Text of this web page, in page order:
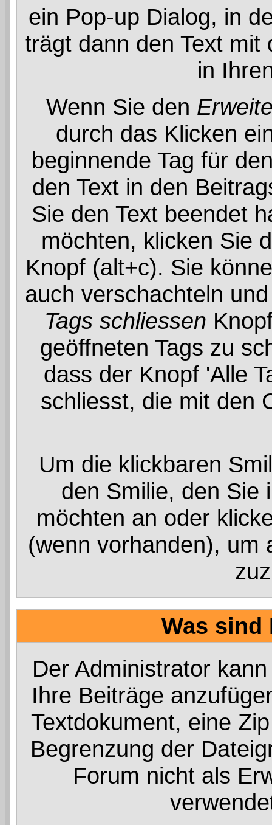
ein Pop-up Dialog, in
trägt dann den Text mit
in
Wenn Sie den
durch das Klicken
beginnende Tag für
den Text in den
Sie den Text beendet
möchten, klicken Sie
Knopf (alt+c). Sie
auch verschachteln
Tags schliessen
geöffneten Tags zu
dass der Knopf 'Alle
schliesst, die mit den
Um die klickbaren
den Smilie, den Sie
möchten an oder
(wenn vorhanden), um
Was sind
Der Administrator
Ihre Beiträge
Textdokument, eine
Begrenzung der
Forum nicht als